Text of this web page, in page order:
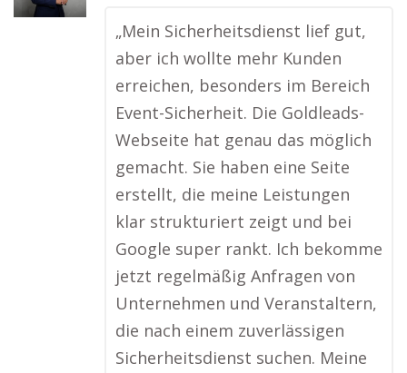
„Mein Sicherheitsdienst lief gut,
aber ich wollte mehr Kunden
erreichen, besonders im Bereich
Event-Sicherheit. Die Goldleads-
Webseite hat genau das möglich
gemacht. Sie haben eine Seite
erstellt, die meine Leistungen
klar strukturiert zeigt und bei
Google super rankt. Ich bekomme
jetzt regelmäßig Anfragen von
Unternehmen und Veranstaltern,
die nach einem zuverlässigen
Sicherheitsdienst suchen. Meine